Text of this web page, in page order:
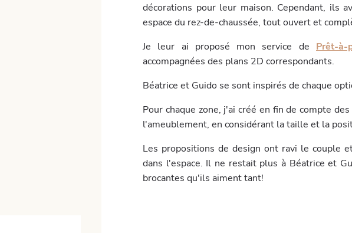
décorations pour leur maison. Cependant, ils
espace du rez-de-chaussée, tout ouvert et
Je leur ai proposé mon service de Prêt-à-
accompagnées des plans 2D correspondants.
Béatrice et Guido se sont inspirés de chaque
Pour chaque zone, j'ai créé en fin de compte
l'ameublement, en considérant la taille et la
Les propositions de design ont ravi le couple
dans l'espace. Il ne restait plus à Béatrice et
brocantes qu'ils aiment tant!